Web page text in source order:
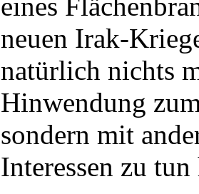
eines
neuen Irak-
natürlich nichts
Hinwendung
sondern mit
Interessen zu tun